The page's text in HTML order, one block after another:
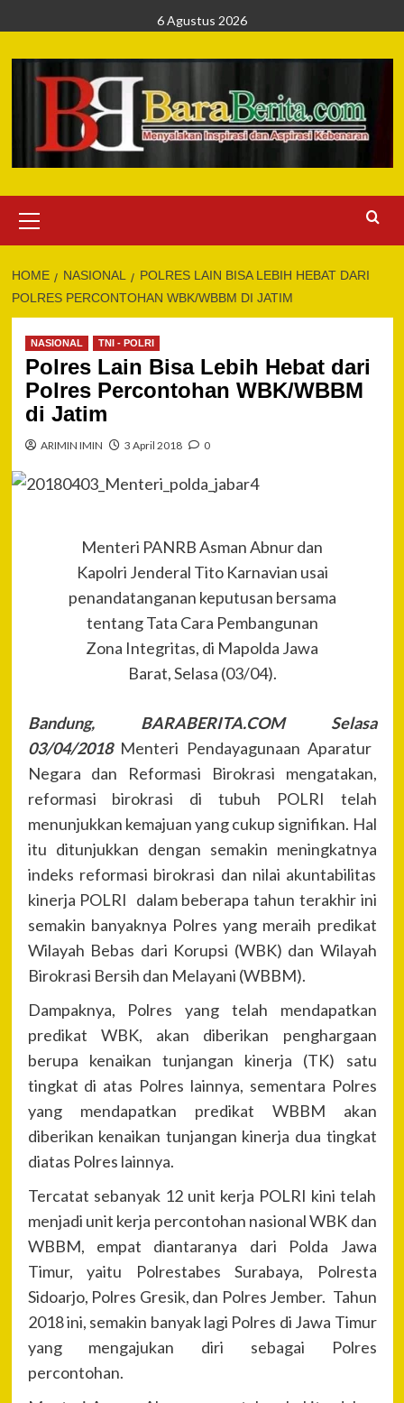
to
content
6 Agustus 2026
Menu
HOME NASIONAL
POLRES LAIN BISA LEBIH HEBAT DARI
POLRES PERCONTOHAN WBK/WBBM DI JATIM
NASIONAL TNI - POLRI
Polres Lain Bisa Lebih Hebat dari
Polres Percontohan WBK/WBBM
di Jatim
ARIMIN IMIN 3 April 2018 0
Menteri PANRB Asman Abnur dan
Kapolri Jenderal Tito Karnavian usai
penandatanganan keputusan bersama
tentang Tata Cara Pembangunan
Zona Integritas, di Mapolda Jawa
Barat, Selasa (03/04).
Bandung, BARABERITA.COM Selasa
03/04/2018 Menteri Pendayagunaan Aparatur
Negara dan Reformasi Birokrasi mengatakan,
reformasi birokrasi di tubuh POLRI telah
menunjukkan kemajuan yang cukup signifikan. Hal
itu ditunjukkan dengan semakin meningkatnya
indeks reformasi birokrasi dan nilai akuntabilitas
kinerja POLRI dalam beberapa tahun terakhir ini
semakin banyaknya Polres yang meraih predikat
Wilayah Bebas dari Korupsi (WBK) dan Wilayah
Birokrasi Bersih dan Melayani (WBBM).
Dampaknya, Polres yang telah mendapatkan
predikat WBK, akan diberikan penghargaan
berupa kenaikan tunjangan kinerja (TK) satu
tingkat di atas Polres lainnya, sementara Polres
yang mendapatkan predikat WBBM akan
diberikan kenaikan tunjangan kinerja dua tingkat
diatas Polres lainnya.
Tercatat sebanyak 12 unit kerja POLRI kini telah
menjadi unit kerja percontohan nasional WBK dan
WBBM, empat diantaranya dari Polda Jawa
Timur, yaitu Polrestabes Surabaya, Polresta
Sidoarjo, Polres Gresik, dan Polres Jember. Tahun
2018 ini, semakin banyak lagi Polres di Jawa Timur
yang mengajukan diri sebagai Polres
percontohan.